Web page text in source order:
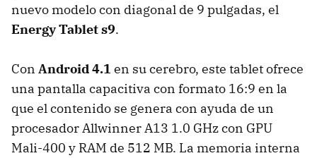
nuevo modelo con diagonal de 9 pulgadas, el
Energy Tablet s9.
Con Android 4.1 en su cerebro, este tablet ofrece
una pantalla capacitiva con formato 16:9 en la
que el contenido se genera con ayuda de un
procesador Allwinner A13 1.0 GHz con GPU
Mali-400 y RAM de 512 MB. La memoria interna